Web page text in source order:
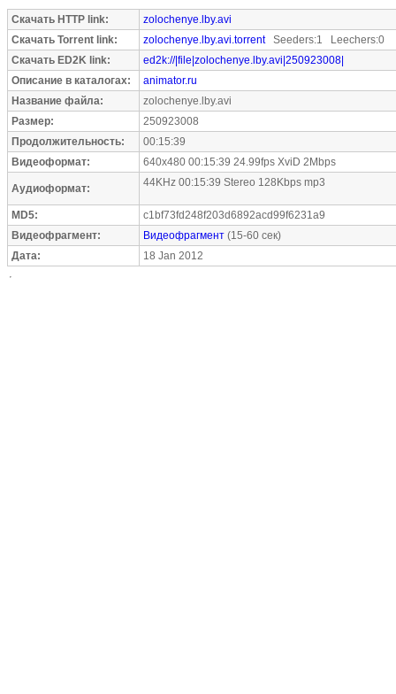
Скачать HTTP link:
zolochenye.lby.avi
Скачать Torrent link:
zolochenye.lby.avi.torrentSeeders:1 Leechers:0
Скачать ED2K link:
ed2k://|file|zolochenye.lby.avi|250923008|
Описание в каталогах:
animator.ru
Название файла:
zolochenye.lby.avi
Размер:
250923008
Продолжительность:
00:15:39
Видеоформат:
640x480 00:15:39 24.99fps XviD 2Mbps
Аудиоформат: 44KHz 00:15:39 Stereo 128Kbps mp3
MD5:
c1bf73fd248f203d6892acd99f6231a9
Видеофрагмент:
Видеофрагмент (15-60 сек)
Дата:
18 Jan 2012